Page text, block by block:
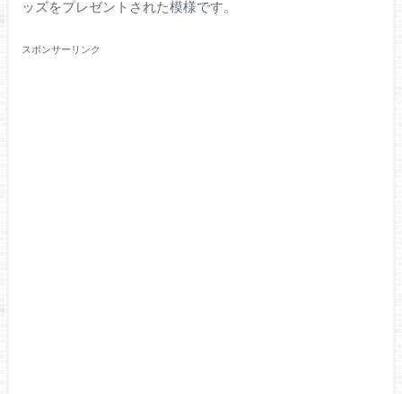
ッズをプレゼントされた模様です。
スポンサーリンク